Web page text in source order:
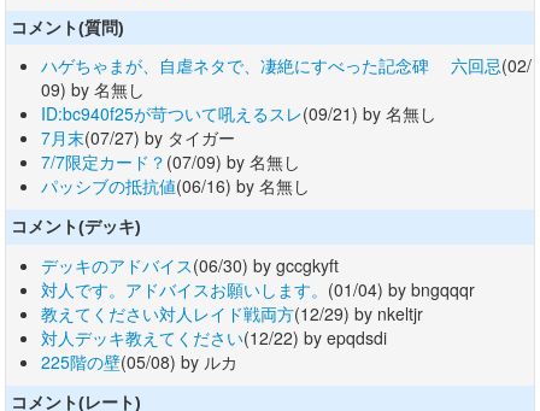
コメント(質問)
ハゲちゃまが、自虐ネタで、凄絶にすべった記念碑 六回忌(02/
09) by 名無し
ID:bc940f25が苛ついて吼えるスレ(09/21) by 名無し
7月末(07/27) by タイガー
7/7限定カード？ (07/09) by 名無し
パッシブの抵抗値(06/16) by 名無し
コメント(デッキ)
デッキのアドバイス(06/30) by gccgkyft
対人です。アドバイスお願いします。 (01/04) by bngqqqr
教えてください対人レイド戦両方(12/29) by nkeltjr
対人デッキ教えてください(12/22) by epqdsdi
225階の壁(05/08) by ルカ
コメント(レート)